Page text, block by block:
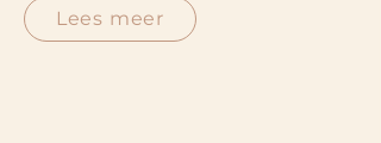
Lees meer